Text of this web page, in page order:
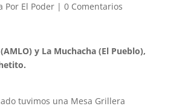
Por El Poder| 0 Comentarios
y La Muchacha (El Pueblo),
tuvimos una Mesa Grillera